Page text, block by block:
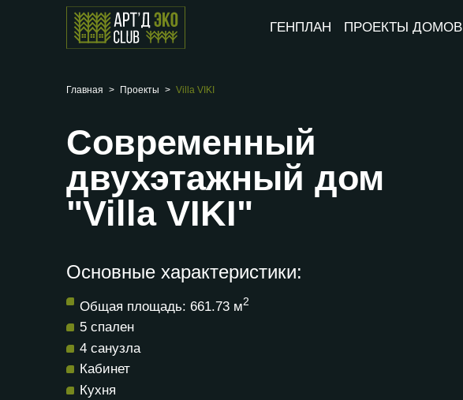
ГЕНПЛАН ПРОЕКТЫ ДОМОВ
Главная Проекты Villa VIKI
Современный
двухэтажный дом
"Villa VIKI"
Основные характеристики:
Общая площадь: 661.73 м2
5 спален
4 санузла
Кабинет
Кухня